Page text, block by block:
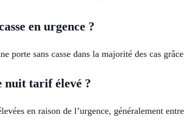
en urgence ?
porte sans casse dans la majorité des cas
tarif élevé ?
en raison de l’urgence, généralement